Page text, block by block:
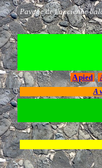
Pavage de l'ancienne
A pied
A